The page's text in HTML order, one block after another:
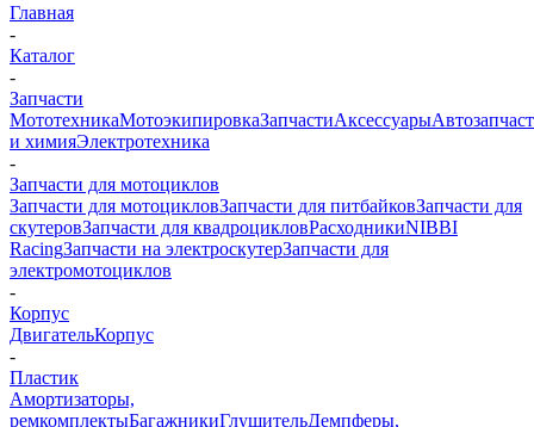
Главная
-
Каталог
-
Запчасти
МототехникаМотоэкипировкаЗапчастиАксессуары
и химияЭлектротехника
-
Запчасти для мотоциклов
Запчасти для мотоцикловЗапчасти для питбайковЗапчасти для
скутеровЗапчасти для квадроцикловРасходникиNIBBI
RacingЗапчасти на электроскутерЗапчасти для
электромотоциклов
-
Корпус
ДвигательКорпус
-
Пластик
Амортизаторы,
ремкомплектыБагажникиГлушительДемпферы,